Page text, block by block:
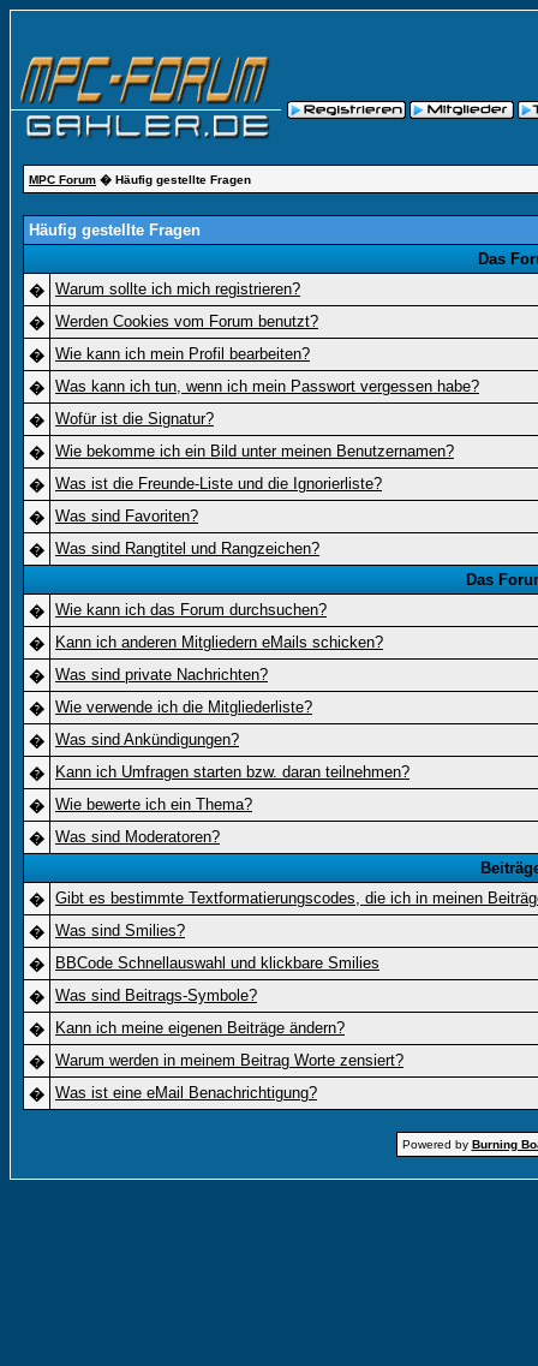
MPC Forum � Häufig gestellte Fragen
Häufig gestellte Fragen
Das
� Warum sollte ich mich registrieren?
� Werden Cookies vom Forum benutzt?
� Wie kann ich mein Profil bearbeiten?
� Was kann ich tun, wenn ich mein Passwort vergessen habe?
� Wofür ist die Signatur?
� Wie bekomme ich ein Bild unter meinen Benutzernamen?
� Was ist die Freunde-Liste und die Ignorierliste?
� Was sind Favoriten?
� Was sind Rangtitel und Rangzeichen?
Das
� Wie kann ich das Forum durchsuchen?
�
Kann ich anderen Mitgliedern eMails schicken?
� Was sind private Nachrichten?
� Wie verwende ich die Mitgliederliste?
� Was sind Ankündigungen?
�
Kann ich Umfragen starten bzw. daran teilnehmen?
� Wie bewerte ich ein Thema?
� Was sind Moderatoren?
� Gibt es bestimmte Textformatierungscodes, die ich in meinen
� Was sind Smilies?
�
BBCode Schnellauswahl und klickbare Smilies
� Was sind Beitrags-Symbole?
�
Kann ich meine eigenen Beiträge ändern?
� Warum werden in meinem Beitrag Worte zensiert?
� Was ist eine eMail Benachrichtigung?
Powered by Burning